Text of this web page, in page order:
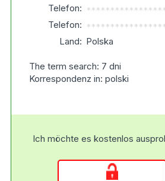
Telefon:
Telefon:
Land: Polska
The term search: 7 dni
Korrespondenz in: polski
Ich möchte es kostenlos